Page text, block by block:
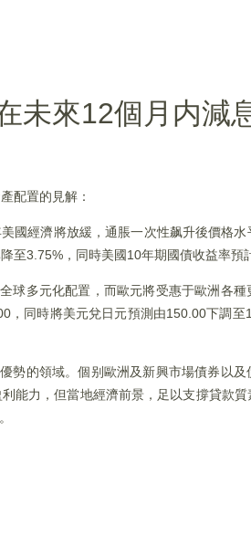
未來12個月内減
配置的見解：
國經濟將放緩，通脹一次性飙升後價格
至3.75%，同時美國10年期國債收益率預
多元化配置，而歐元將受惠于歐洲各種
同時將美元兌日元預測由150.00下調至
勢的領域。個别歐洲及新興市場債券以
能力，但當地經濟前景，足以支撐貸款